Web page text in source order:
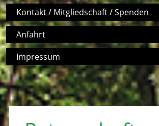
Kontakt / Mitgliedschaft / Spenden
Anfahrt
Impressum